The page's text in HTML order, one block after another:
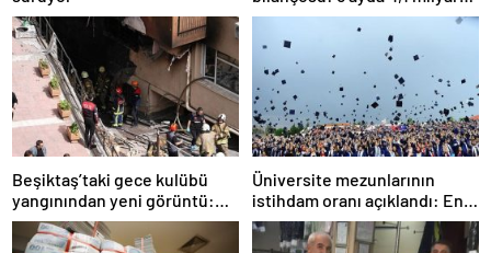
TL ceza
Beşiktaş’taki gece kulübü
yangınından yeni görüntü:
İşçiler çalışırken duman sardı
Üniversite mezunlarının
istihdam oranı açıklandı: En
fazla iş özel eğitim
öğretmenliğinde